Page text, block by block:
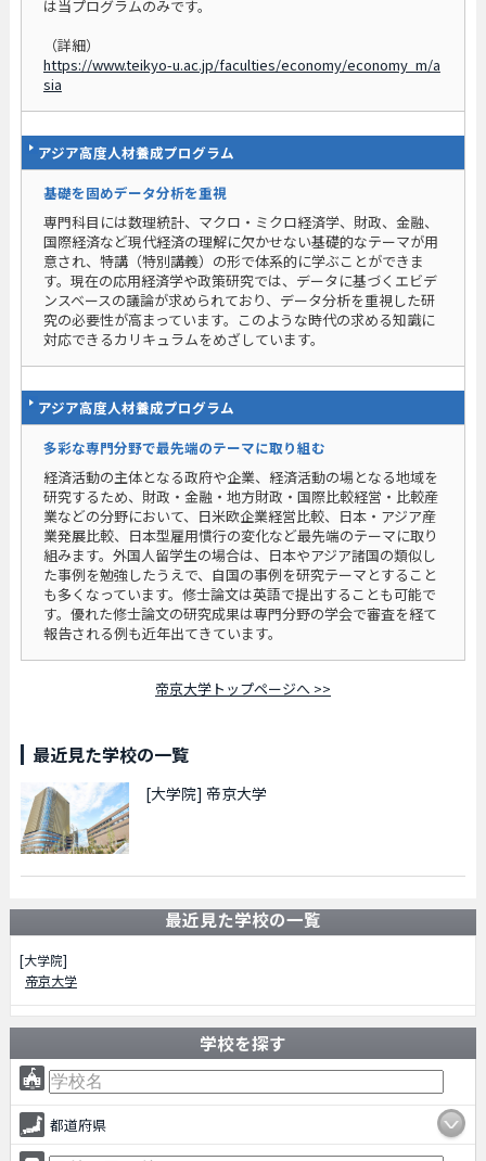
は当プログラムのみです。
（詳細）
https://www.teikyo-u.ac.jp/faculties/economy/economy_m/a
sia
アジア高度人材養成プログラム
基礎を固めデータ分析を重視
専門科目には数理統計、マクロ・ミクロ経済学、財政、金融、
国際経済など現代経済の理解に欠かせない基礎的なテーマが用
意され、特講（特別講義）の形で体系的に学ぶことができま
す。現在の応用経済学や政策研究では、データに基づくエビデ
ンスベースの議論が求められており、データ分析を重視した研
究の必要性が高まっています。このような時代の求める知識に
対応できるカリキュラムをめざしています。
アジア高度人材養成プログラム
多彩な専門分野で最先端のテーマに取り組む
経済活動の主体となる政府や企業、経済活動の場となる地域を
研究するため、財政・金融・地方財政・国際比較経営・比較産
業などの分野において、日米欧企業経営比較、日本・アジア産
業発展比較、日本型雇用慣行の変化など最先端のテーマに取り
組みます。外国人留学生の場合は、日本やアジア諸国の類似し
た事例を勉強したうえで、自国の事例を研究テーマとすること
も多くなっています。修士論文は英語で提出することも可能で
す。優れた修士論文の研究成果は専門分野の学会で審査を経て
報告される例も近年出てきています。
帝京大学トップページへ >>
最近見た学校の一覧
[大学院] 帝京大学
最近見た学校の一覧
[大学院]
帝京大学
学校を探す
都道府県